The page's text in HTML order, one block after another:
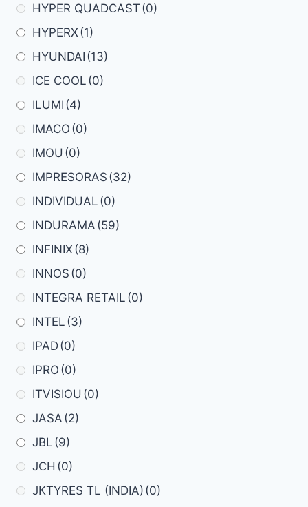
HYPER QUADCAST (0)
HYPERX(1)
HYUNDAI (13)
ICE COOL (0)
ILUMI (4)
IMACO (0)
IMOU (0)
IMPRESORAS (32)
INDIVIDUAL (0)
INDURAMA (59)
INFINIX(8)
INNOS (0)
INTEGRA RETAIL (0)
INTEL (3)
IPAD(0)
IPRO (0)
ITVISIOU (0)
JASA (2)
JBL (9)
JCH (0)
JKTYRES TL (INDIA) (0)